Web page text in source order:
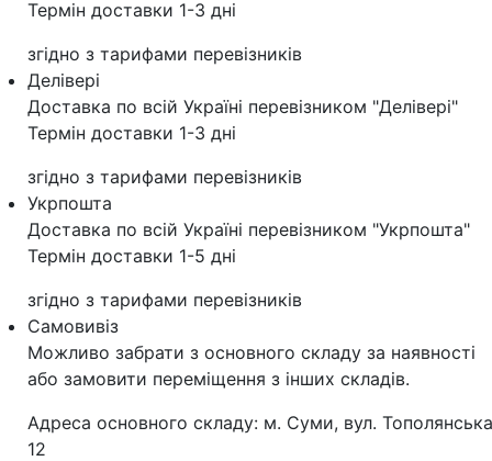
Термін доставки 1-3 дні
згідно з тарифами перевізників
Делівері
Доставка по всій Україні перевізником "Делівері"
Термін доставки 1-3 дні
згідно з тарифами перевізників
Укрпошта
Доставка по всій Україні перевізником "Укрпошта"
Термін доставки 1-5 дні
згідно з тарифами перевізників
Самовивіз
Можливо забрати з основного складу за наявності
або замовити переміщення з інших складів.
Адреса основного складу: м. Суми, вул.
12